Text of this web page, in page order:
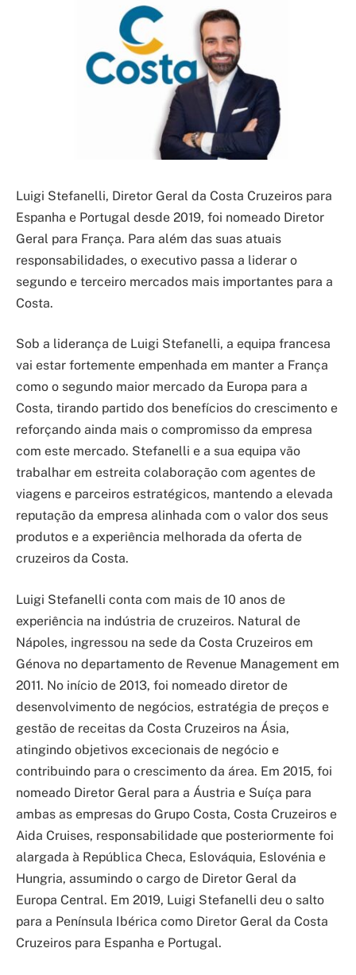
Luigi Stefanelli, Diretor Geral da Costa Cruzeiros para
Espanha e Portugal desde 2019, foi nomeado Diretor
Geral para França. Para além das suas atuais
responsabilidades, o executivo passa a liderar o
segundo e terceiro mercados mais importantes para a
Costa.
Sob a liderança de Luigi Stefanelli, a equipa francesa
vai estar fortemente empenhada em manter a França
como o segundo maior mercado da Europa para a
Costa, tirando partido dos benefícios do crescimento e
reforçando ainda mais o compromisso da empresa
com este mercado. Stefanelli e a sua equipa vão
trabalhar em estreita colaboração com agentes de
viagens e parceiros estratégicos, mantendo a elevada
reputação da empresa alinhada com o valor dos seus
produtos e a experiência melhorada da oferta de
cruzeiros da Costa.
Luigi Stefanelli conta com mais de 10 anos de
experiência na indústria de cruzeiros. Natural de
Nápoles, ingressou na sede da Costa Cruzeiros em
Génova no departamento de Revenue Management em
2011. No início de 2013, foi nomeado diretor de
desenvolvimento de negócios, estratégia de preços e
gestão de receitas da Costa Cruzeiros na Ásia,
atingindo objetivos excecionais de negócio e
contribuindo para o crescimento da área. Em 2015, foi
nomeado Diretor Geral para a Áustria e Suíça para
ambas as empresas do Grupo Costa, Costa Cruzeiros e
Aida Cruises, responsabilidade que posteriormente foi
alargada à República Checa, Eslováquia, Eslovénia e
Hungria, assumindo o cargo de Diretor Geral da
Europa Central. Em 2019, Luigi Stefanelli deu o salto
para a Península Ibérica como Diretor Geral da Costa
Cruzeiros para Espanha e Portugal.